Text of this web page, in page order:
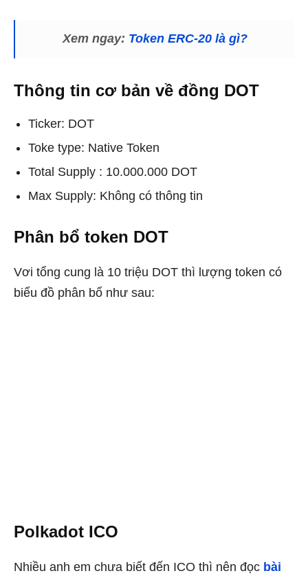
Xem ngay: Token ERC-20 là gì?
Thông tin cơ bản về đồng DOT
Ticker: DOT
Toke type: Native Token
Total Supply : 10.000.000 DOT
Max Supply: Không có thông tin
Phân bổ token DOT
Vơi tổng cung là 10 triệu DOT thì lượng token có
biểu đồ phân bổ như sau:
Polkadot ICO
Nhiều anh em chưa biết đến ICO thì nên đọc bài